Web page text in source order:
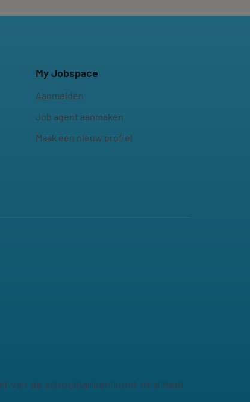
My Jobspace
Aanmelden
Job agent aanmaken
Maak een nieuw profiel
van de schoolbanken komt of al heel